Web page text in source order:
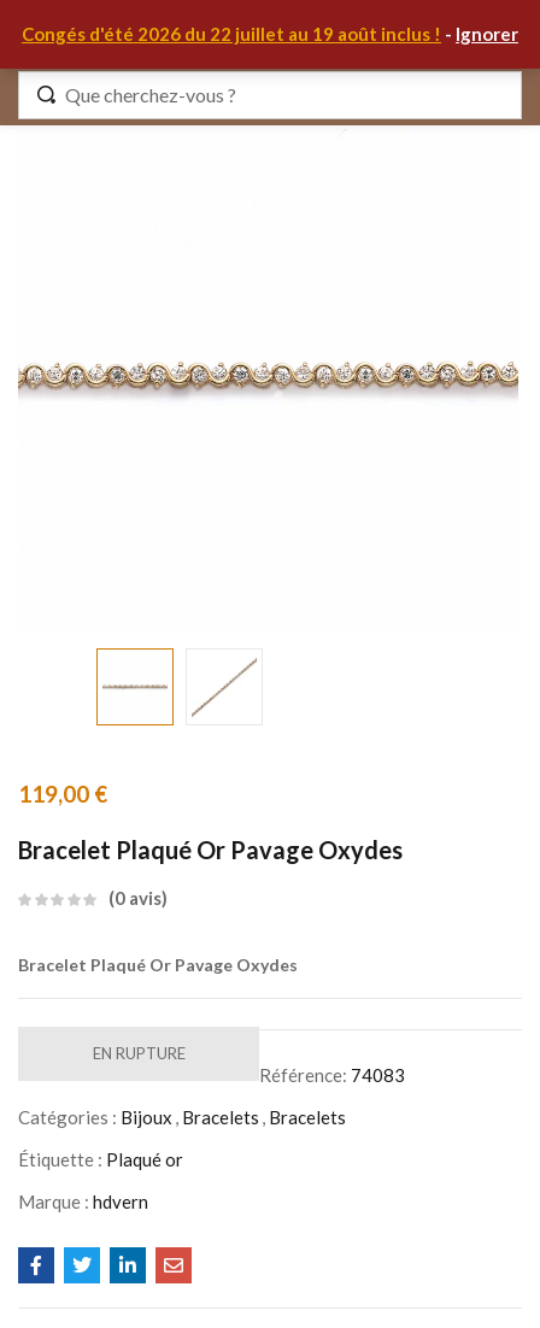
Congés d'été 2026 du 22 juillet au 19 août inclus ! - Ignorer
119,00 €
Bracelet Plaqué Or Pavage Oxydes
0 avis
Bracelet Plaqué Or Pavage Oxydes
EN RUPTURE
Référence: 74083
Catégories : Bijoux , Bracelets , Bracelets
Étiquette : Plaqué or
Marque : hdvern
Identifiez-vous